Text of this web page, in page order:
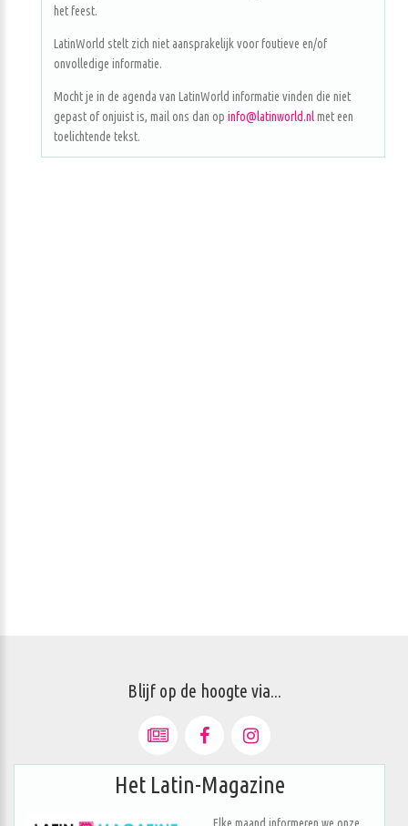
het feest.
LatinWorld stelt zich niet aansprakelijk voor foutieve en/of
onvolledige informatie.
Mocht je in de agenda van LatinWorld informatie vinden die niet
gepast of onjuist is, mail ons dan op info@latinworld.nlmet een
toelichtende tekst.
Blijf op de hoogte via...
Het Latin-Magazine